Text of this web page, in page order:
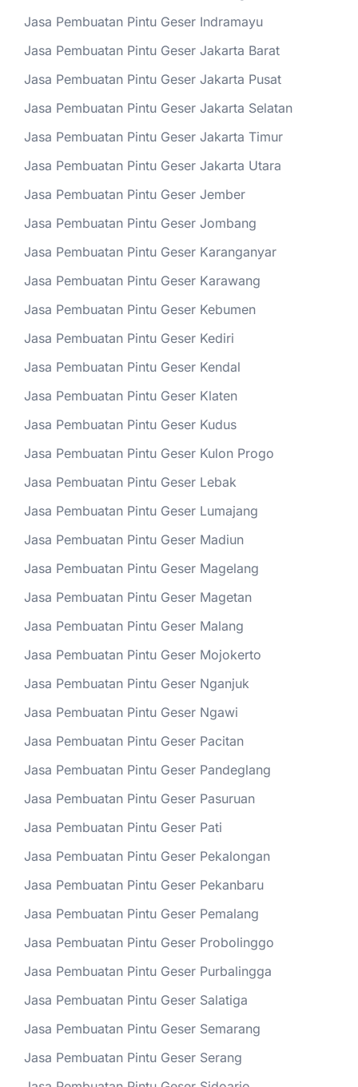
Jasa Pembuatan Pintu Geser Indramayu
Jasa Pembuatan Pintu Geser Jakarta Barat
Jasa Pembuatan Pintu Geser Jakarta Pusat
Jasa Pembuatan Pintu Geser Jakarta Selatan
Jasa Pembuatan Pintu Geser Jakarta Timur
Jasa Pembuatan Pintu Geser Jakarta Utara
Jasa Pembuatan Pintu Geser Jember
Jasa Pembuatan Pintu Geser Jombang
Jasa Pembuatan Pintu Geser Karanganyar
Jasa Pembuatan Pintu Geser Karawang
Jasa Pembuatan Pintu Geser Kebumen
Jasa Pembuatan Pintu Geser Kediri
Jasa Pembuatan Pintu Geser Kendal
Jasa Pembuatan Pintu Geser Klaten
Jasa Pembuatan Pintu Geser Kudus
Jasa Pembuatan Pintu Geser Kulon Progo
Jasa Pembuatan Pintu Geser Lebak
Jasa Pembuatan Pintu Geser Lumajang
Jasa Pembuatan Pintu Geser Madiun
Jasa Pembuatan Pintu Geser Magelang
Jasa Pembuatan Pintu Geser Magetan
Jasa Pembuatan Pintu Geser Malang
Jasa Pembuatan Pintu Geser Mojokerto
Jasa Pembuatan Pintu Geser Nganjuk
Jasa Pembuatan Pintu Geser Ngawi
Jasa Pembuatan Pintu Geser Pacitan
Jasa Pembuatan Pintu Geser Pandeglang
Jasa Pembuatan Pintu Geser Pasuruan
Jasa Pembuatan Pintu Geser Pati
Jasa Pembuatan Pintu Geser Pekalongan
Jasa Pembuatan Pintu Geser Pekanbaru
Jasa Pembuatan Pintu Geser Pemalang
Jasa Pembuatan Pintu Geser Probolinggo
Jasa Pembuatan Pintu Geser Purbalingga
Jasa Pembuatan Pintu Geser Salatiga
Jasa Pembuatan Pintu Geser Semarang
Jasa Pembuatan Pintu Geser Serang